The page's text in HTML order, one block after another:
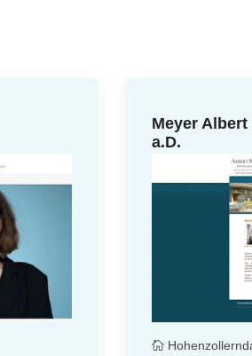
Meyer
a.D.